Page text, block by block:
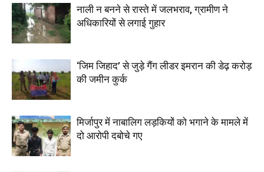
नाली न बनने से रास्ते में जलभराव, ग्रामीण ने
अधिकारियों से लगाई गुहार
‘जिम जिहाद’ से जुड़े गैंग लीडर इमरान की डेढ़ करोड़
की जमीन कुर्क
मिर्जापुर में नाबालिग लड़कियों को भगाने के मामले में
दो आरोपी दबोचे गए